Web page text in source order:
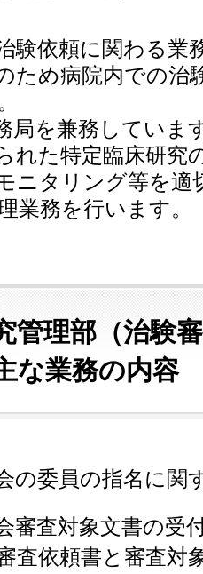
験依頼に関わる業
ため病院内での治
局を兼務していま
れた特定臨床研究
ニタリング等を適
業務を行います。
管理部（治験
な業務の内容
の委員の指名に関
審査対象文書の受
査依頼書と審査対